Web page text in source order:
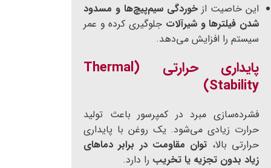
این خاصیت از خوردگی سیم‌پیچ‌ها و مسدود
شدن فیلترها و شیرآلات جلوگیری کرده و عمر
سیستم را افزایش می‌دهد.
پایداری حرارتی (Thermal
Stability)
فشرده‌سازی مبرد در کمپرسور باعث تولید
حرارت زیادی می‌شود. یک روغن با پایداری
حرارتی بالا، توان مقاومت در برابر دماهای
زیاد بدون تجزیه یا تخریب را دارد.